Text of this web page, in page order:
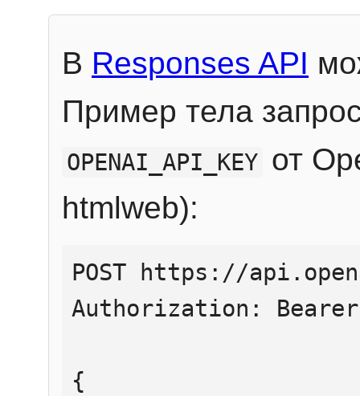
В Responses API
Пример тела
OPENAI_API_KEY от
htmlweb):
POST https://
Authorization:
{